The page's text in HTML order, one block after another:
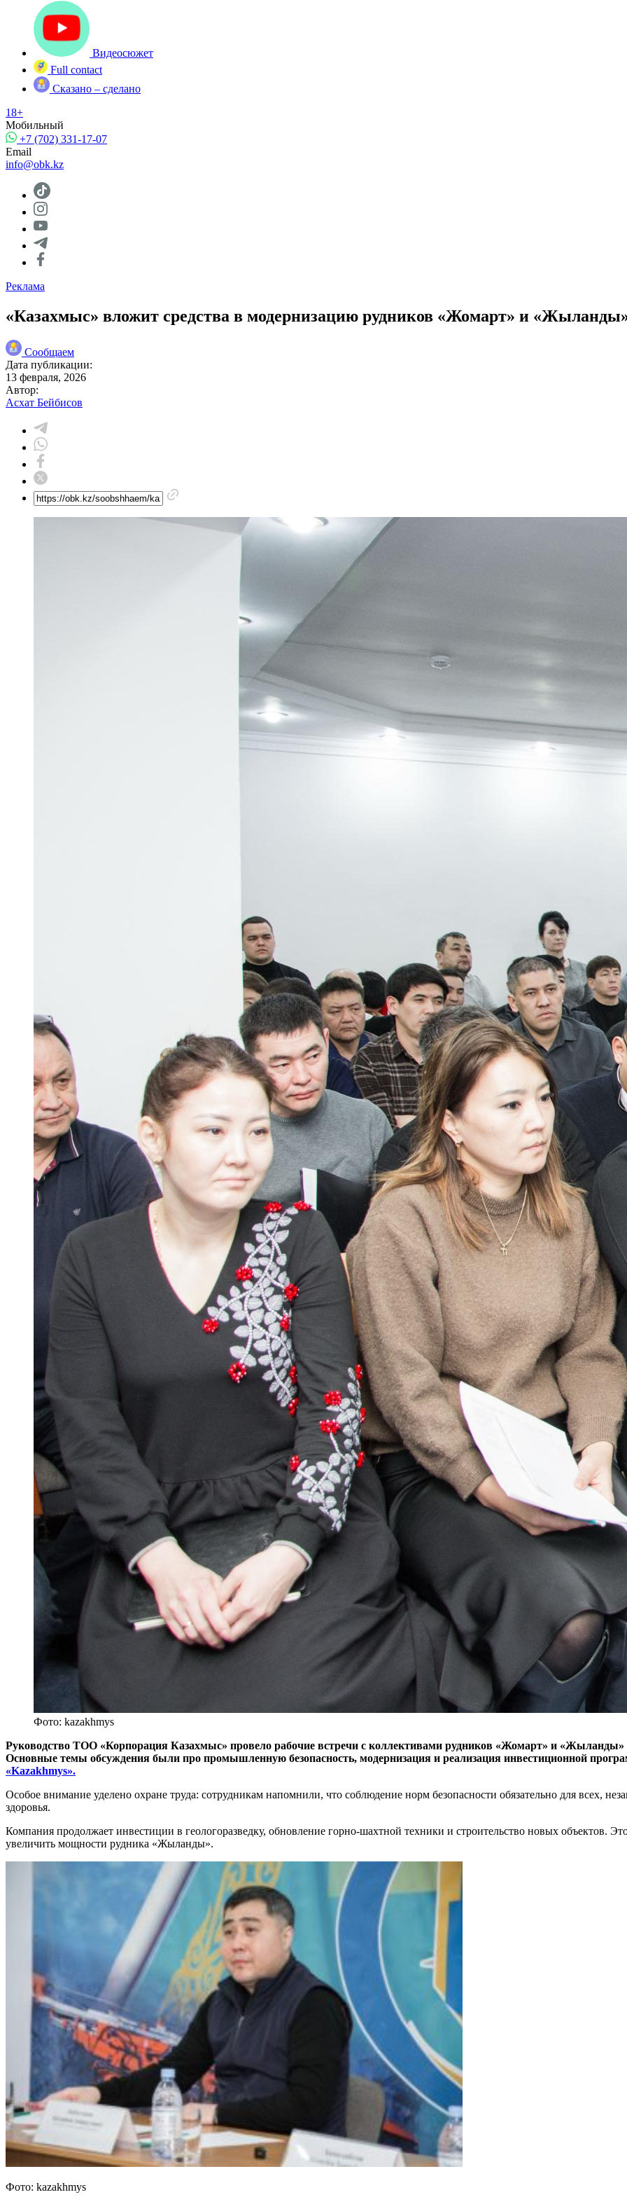
Видеосюжет
Full contact
Сказано – сделано
18+
Мобильный
+7 (702) 331-17-07
Email
info@obk.kz
Реклама
«Казахмыс» вложит средства в модернизацию рудников «Жомарт» и
Сообщаем
Дата публикации:
13 февраля, 2026
Автор:
Асхат Бейбисов
Фото: kazakhmys
Руководство ТОО «Корпорация Казахмыс» провело рабочие встречи с коллективами рудников «Жомарт» и «Жыланды»
Основные темы обсуждения были про промышленную безопасность, модернизация и реализация инвестиционной
«Kazakhmys».
Особое внимание уделено охране труда: сотрудникам напомнили, что соблюдение норм безопасности обязательно для всех,
здоровья.
Компания продолжает инвестиции в геологоразведку, обновление горно-шахтной техники и строительство новых объектов.
увеличить мощности рудника «Жыланды».
Фото: kazakhmys